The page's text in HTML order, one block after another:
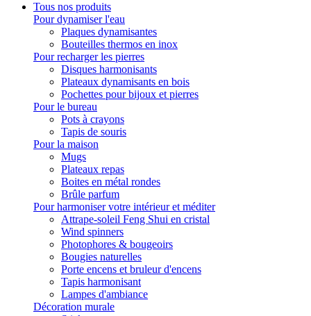
Tous nos produits
Pour dynamiser l'eau
Plaques dynamisantes
Bouteilles thermos en inox
Pour recharger les pierres
Disques harmonisants
Plateaux dynamisants en bois
Pochettes pour bijoux et pierres
Pour le bureau
Pots à crayons
Tapis de souris
Pour la maison
Mugs
Plateaux repas
Boites en métal rondes
Brûle parfum
Pour harmoniser votre intérieur et méditer
Attrape-soleil Feng Shui en cristal
Wind spinners
Photophores & bougeoirs
Bougies naturelles
Porte encens et bruleur d'encens
Tapis harmonisant
Lampes d'ambiance
Décoration murale